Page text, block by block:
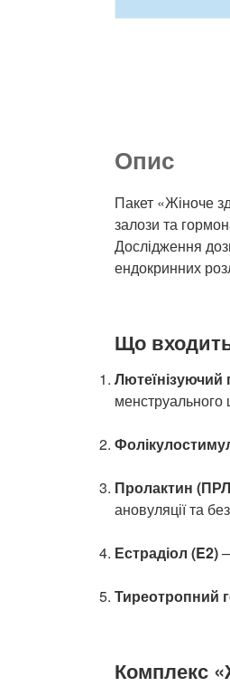
Опис
Пакет «Жіноче
залози та
Дослідження
ендокринних
Що
Лютеїнізуючий
менструального
Пролактин
ановуляції та
Естрадіол (E2)—
Тиреотропний
Комплекс